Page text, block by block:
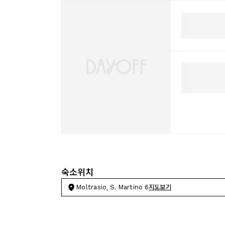
숙소위치
Moltrasio, S. Martino 6지도보기